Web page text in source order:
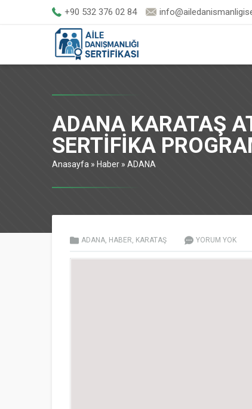
+90 532 376 02 84
ADANA KARATAŞ
SERTİFİKA
Anasayfa » Haber » ADANA
ADANA, HABER, KARATAŞ YORUM YOK